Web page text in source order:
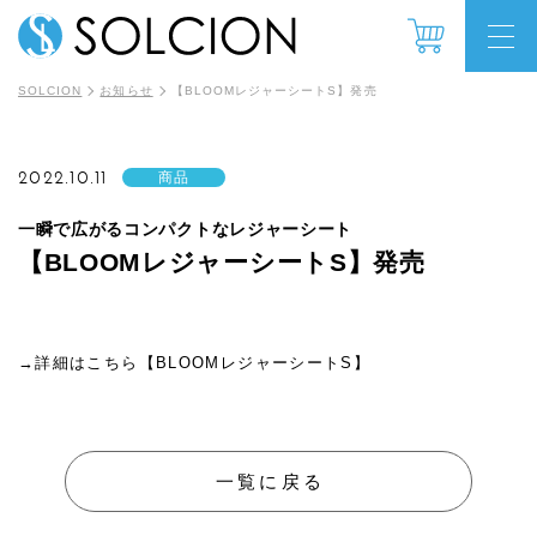
SOLCION お知らせ 【BLOOMレジャーシートS】発売
一瞬で広がるコンパクトなレジャーシート
【BLOOMレジャーシートS】発売
2022.10.11 商品
→詳細はこちら【BLOOMレジャーシートS】
一覧に戻る